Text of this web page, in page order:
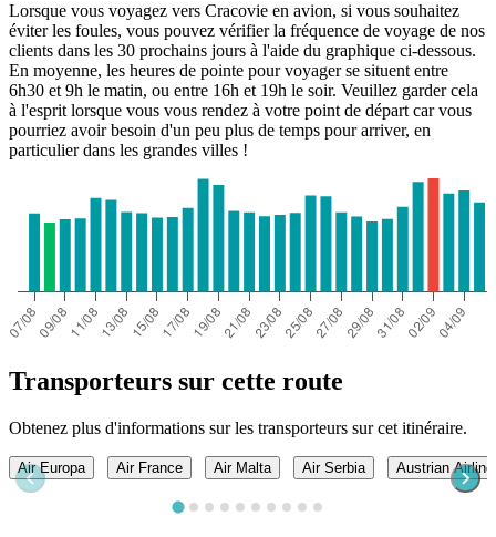
Lorsque vous voyagez vers Cracovie en avion, si vous souhaitez
éviter les foules, vous pouvez vérifier la fréquence de voyage de nos
clients dans les 30 prochains jours à l'aide du graphique ci-dessous.
En moyenne, les heures de pointe pour voyager se situent entre
6h30 et 9h le matin, ou entre 16h et 19h le soir. Veuillez garder cela
à l'esprit lorsque vous vous rendez à votre point de départ car vous
pourriez avoir besoin d'un peu plus de temps pour arriver, en
particulier dans les grandes villes !
Transporteurs sur cette route
Obtenez plus d'informations sur les transporteurs sur cet itinéraire.
Air Europa Air France Air Malta Air Serbia Austrian